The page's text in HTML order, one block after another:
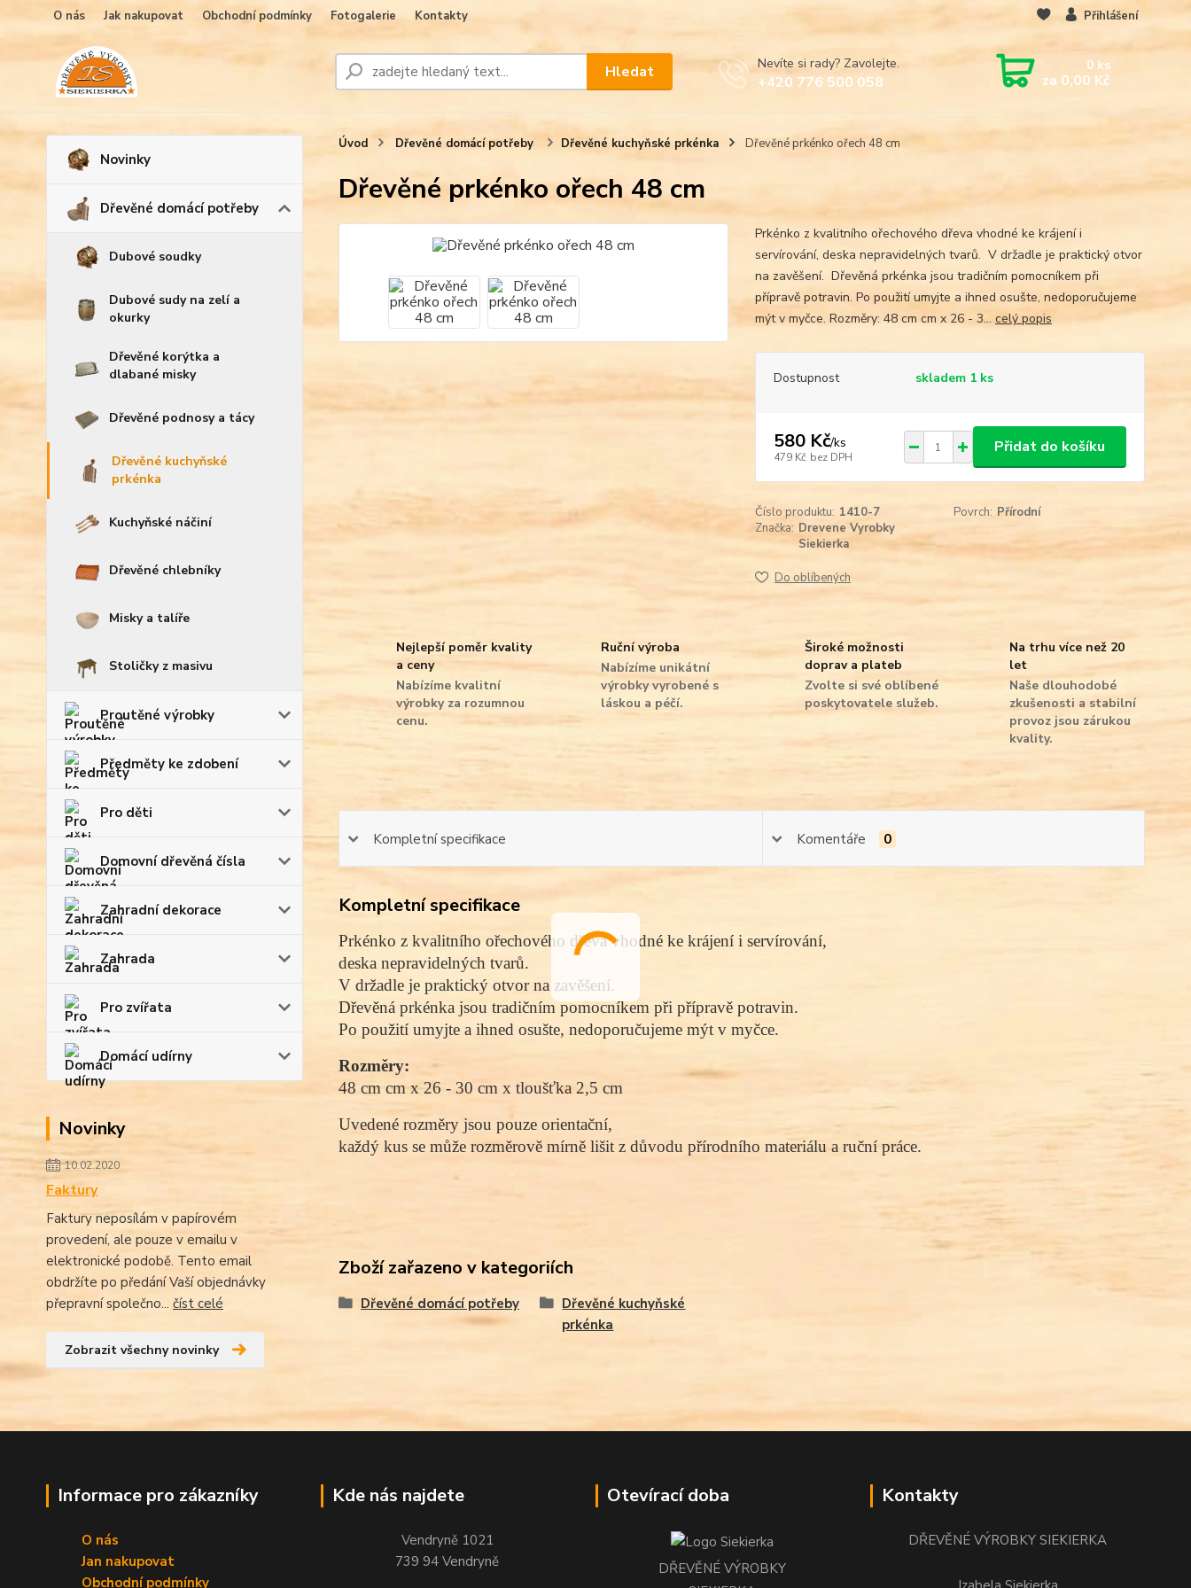
O nás Jak nakupovat Obchodní podmínky Fotogalerie Kontakty Přihlášení
Hledat Nevíte si rady? Zavolejte.
+420 776 500 058
0 ks
za 0,00 Kč
Novinky
Dřevěné domácí potřeby
Dubové soudky
Dubové sudy na zelí a
okurky
Dřevěné korýtka a
dlabané misky
Dřevěné podnosy a tácy
Dřevěné kuchyňské
prkénka
Kuchyňské náčiní
Dřevěné chlebníky
Misky a talíře
Stoličky z masivu
Proutěné výrobky
Předměty ke zdobení
Pro děti
Domovní dřevěná čísla
Zahradní dekorace
Zahrada
Pro zvířata
Domácí udírny
Novinky
10.02.2020
Faktury
Faktury neposílám v papírovém
provedení, ale pouze v emailu v
elektronické podobě. Tento email
obdržíte po předání Vaší objednávky
přepravní společno... číst celé
Zobrazit všechny novinky
Úvod Dřevěné domácí potřeby Dřevěné kuchyňské prkénka Dřevěné prkénko ořech 48 cm
Dřevěné prkénko ořech 48 cm
Prkénko z kvalitního ořechového dřeva vhodné ke krájení i
servírování, deska nepravidelných tvarů. V držadle je praktický otvor
na zavěšení. Dřevěná prkénka jsou tradičním pomocníkem při
přípravě potravin. Po použití umyjte a ihned osušte, nedoporučujeme
mýt v myčce. Rozměry: 48 cm cm x 26 - 3... celý popis
Dostupnost skladem 1 ks
580 Kč/ks
479 Kč bez DPH
Přidat do košíku
Číslo produktu: 1410-7 Povrch: Přírodní
Značka: Drevene Vyrobky
Siekierka
Do oblíbených
Nejlepší poměr kvality
a ceny
Nabízíme kvalitní
výrobky za rozumnou
cenu.
Ruční výroba
Nabízíme unikátní
výrobky vyrobené s
láskou a péčí.
Široké možnosti
doprav a plateb
Zvolte si své oblíbené
poskytovatele služeb.
Na trhu více než 20
let
Naše dlouhodobé
zkušenosti a stabilní
provoz jsou zárukou
kvality.
Kompletní specifikace Komentáře 0
Kompletní specifikace
Prkénko z kvalitního ořechového dřeva vhodné ke krájení i servírování,
deska nepravidelných tvarů.
V držadle je praktický otvor na zavěšení.
Dřevěná prkénka jsou tradičním pomocníkem při přípravě potravin.
Po použití umyjte a ihned osušte, nedoporučujeme mýt v myčce.
Rozměry:
48 cm cm x 26 - 30 cm x tloušťka 2,5 cm
Uvedené rozměry jsou pouze orientační,
každý kus se může rozměrově mírně lišit z důvodu přírodního materiálu a ruční práce.
Zboží zařazeno v kategoriích
Dřevěné domácí potřeby
Dřevěné kuchyňské
prkénka
Informace pro zákazníky
O nás
Jan nakupovat
Obchodní podmínky
Kde nás najdete
Vendryně 1021
739 94 Vendryně
Otevírací doba
DŘEVĚNÉ VÝROBKY
Kontakty
DŘEVĚNÉ VÝROBKY SIEKIERKA